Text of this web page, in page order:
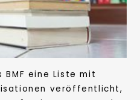
BMF eine Liste mit
veröffentlicht,